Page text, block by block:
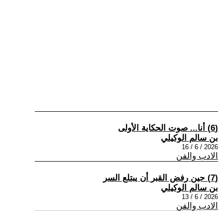
(6) أنا... صوت الحكاية الأولى
بن سالم الوكيلي
2026 / 6 / 16
الادب والفن
(7) حين رفض القبر أن يبتلع السر
بن سالم الوكيلي
2026 / 6 / 13
الادب والفن